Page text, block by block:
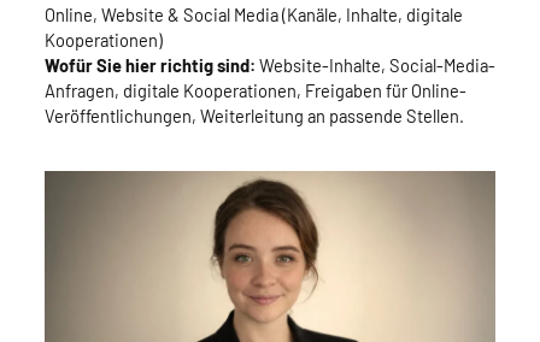
Online, Website & Social Media (Kanäle, Inhalte, digitale
Kooperationen)
Wofür Sie hier richtig sind: Website-Inhalte, Social-Media-
Anfragen, digitale Kooperationen, Freigaben für Online-
Veröffentlichungen, Weiterleitung an passende Stellen.